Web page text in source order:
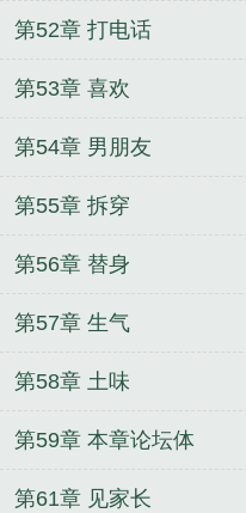
第52章 打电话
第53章 喜欢
第54章 男朋友
第55章 拆穿
第56章 替身
第57章 生气
第58章 土味
第59章 本章论坛体
第61章 见家长